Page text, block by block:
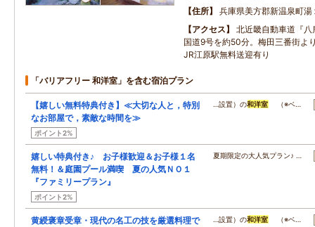
住所
兵庫県美方郡新温泉町湯
アクセス
北近畿自動車道『
国道9号を約50分。梅田三番街よ
JR江原駅無料送迎有り
「バリアフリー 和洋室」を含む宿泊プラン
【嬉しい無料特典付き】≪大切な人と，特別
なお部屋で，素敵な時間を≫
ポイント2%
…設置）の和洋室 （※ベ…
嬉しい特典付き♪ お子様歓迎＆お子様１名
無料！＆庭園プール満喫 夏の人気ＮＯ１
『ファミリープラン』
ポイント2%
夏期限定の大人気プラン♪ …
黄綬褒章受章・現代の名工の技を厳選料理で
…設置）の和洋室 （※ベ…